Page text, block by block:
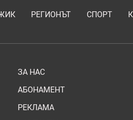
РЕГИОНЪТ СПОРТ
ЗА НАС
АБОНАМЕНТ
РЕКЛАМА